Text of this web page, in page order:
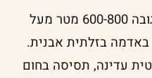
יין המיוצר מכרמים בגליל בגובה 600-800 מטר מעל
באדמה בזלתית אבנית.
עדינה, תסיסה בחום